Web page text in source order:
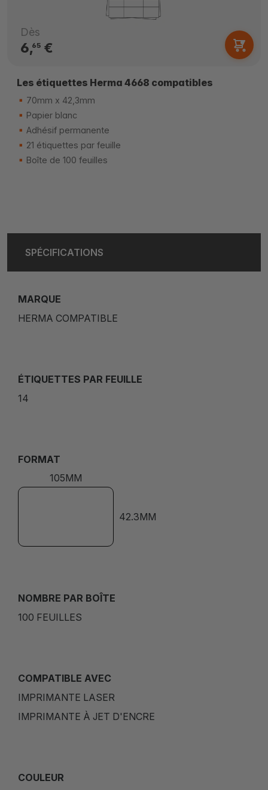
Dès
6,65€
Les étiquettes Herma 4668 compatibles
70mm x 42,3mm
Papier blanc
Adhésif permanente
21 étiquettes par feuille
Boîte de 100 feuilles
SPÉCIFICATIONS
MARQUE
HERMA COMPATIBLE
ÉTIQUETTES PAR FEUILLE
14
FORMAT
105MM
42.3MM
NOMBRE PAR BOÎTE
100 FEUILLES
COMPATIBLE AVEC
IMPRIMANTE LASER
IMPRIMANTE À JET D'ENCRE
COULEUR